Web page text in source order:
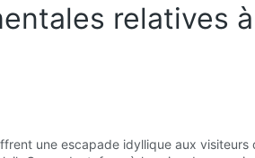
relatives
une escapade idyllique aux